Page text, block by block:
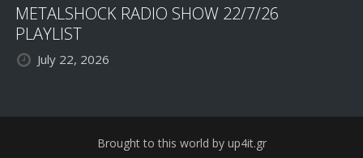
METALSHOCK RADIO SHOW 22/7/26
PLAYLIST
July 22, 2026
Brought to this world by up4it.gr